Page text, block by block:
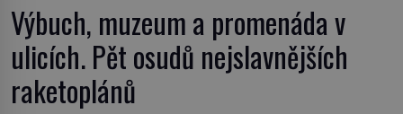
Výbuch, muzeum a promenáda v
ulicích. Pět osudů nejslavnějších
raketoplánů